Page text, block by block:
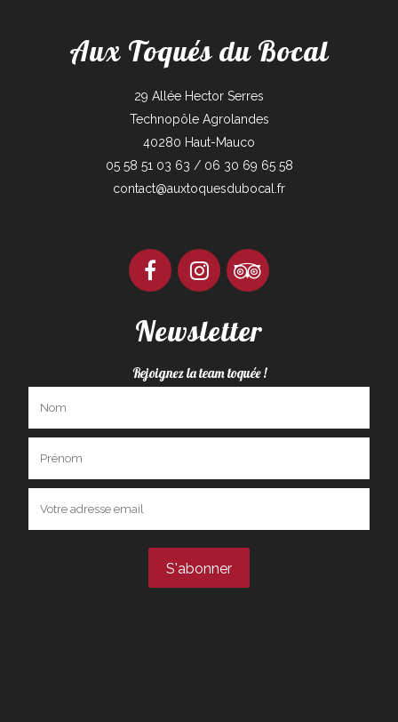
Aux Toqués du Bocal
29 Allée Hector Serres
Technopôle Agrolandes
40280 Haut-Mauco
05 58 51 03 63 / 06 30 69 65 58
contact@auxtoquesdubocal.fr
Newsletter
Rejoignez la team toquée !